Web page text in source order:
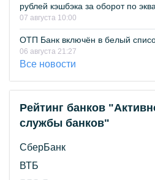
рублей кэшбэка за оборот по
07 августа 10:00
ОТП Банк включён в белый
06 августа 21:27
Все новости
Рейтинг банков
службы банков"
СберБанк
ВТБ